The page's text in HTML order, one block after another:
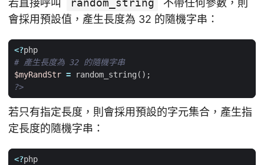
若直接呼叫 random_string
不帶任何參數，則
會採用預設值，產生長度為 32 的隨機字串：
<?php
$myRandStr = random_string ();
?>
若只有指定長度，則會採用預設的字元集合，產生指
定長度的隨機字串：
<?php